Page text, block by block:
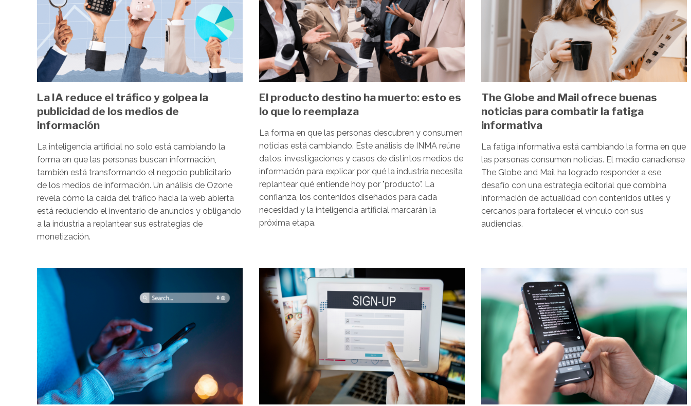
La IA reduce el tráfico y golpea la
publicidad de los medios de
información
La inteligencia artificial no solo está cambiando la
forma en que las personas buscan información,
también está transformando el negocio publicitario
de los medios de información. Un análisis de Ozone
revela cómo la caída del tráfico hacia la web abierta
está reduciendo el inventario de anuncios y obligando
a la industria a replantear sus estrategias de
monetización.
El producto destino ha muerto: esto es
lo que lo reemplaza
La forma en que las personas descubren y consumen
noticias está cambiando. Este análisis de INMA reúne
datos, investigaciones y casos de distintos medios de
información para explicar por qué la industria necesita
replantear qué entiende hoy por "producto". La
confianza, los contenidos diseñados para cada
necesidad y la inteligencia artificial marcarán la
próxima etapa.
The Globe and Mail ofrece buenas
noticias para combatir la fatiga
informativa
La fatiga informativa está cambiando la forma en que
las personas consumen noticias. El medio canadiense
The Globe and Mail ha logrado responder a ese
desafío con una estrategia editorial que combina
información de actualidad con contenidos útiles y
cercanos para fortalecer el vínculo con sus
audiencias.
Image Image